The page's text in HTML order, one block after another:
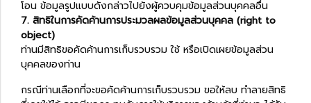
โอน ข้อมูลรูปแบบดังกล่าวไปยังผู้ควบคุมข้อมูลส่วนบุคคลอื่น
7. สิทธิในการคัดค้านการประมวลผลข้อมูลส่วนบุคคล (right to
object)
ท่านมีสิทธิขอคัดค้านการเก็บรวบรวม ใช้ หรือเปิดเผยข้อมูลส่วน
บุคคลของท่าน
กรณีท่านเลือกที่จะขอคัดค้านการเก็บรวบรวม ขอให้ลบ ทำลายสิทธิ